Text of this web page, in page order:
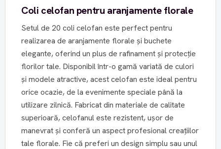
Coli celofan pentru aranjamente florale
Setul de 20 coli celofan este perfect pentru
realizarea de aranjamente florale și buchete
elegante, oferind un plus de rafinament și protecție
florilor tale. Disponibil într-o gamă variată de culori
și modele atractive, acest celofan este ideal pentru
orice ocazie, de la evenimente speciale până la
utilizare zilnică. Fabricat din materiale de calitate
superioară, celofanul este rezistent, ușor de
manevrat și conferă un aspect profesional creațiilor
tale florale. Fie că preferi un design simplu sau unul